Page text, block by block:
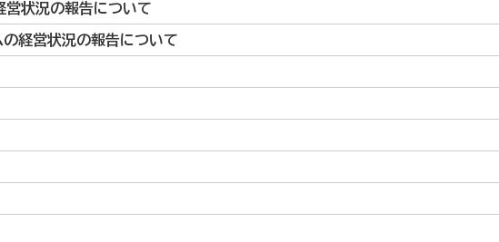
営状況の報告について
経営状況の報告について